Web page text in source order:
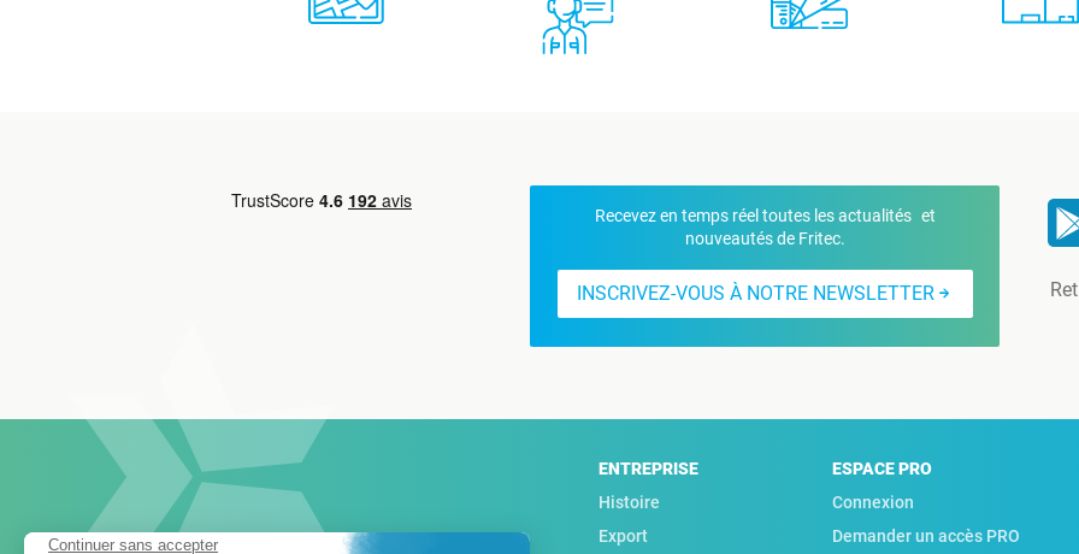
Recevez en temps réel toutes les actualités et
nouveautés de Fritec.
INSCRIVEZ-VOUS À NOTRE NEWSLETTER
ENTREPRISE
Histoire
Export
ESPACE PRO
Connexion
Demander un accès PRO